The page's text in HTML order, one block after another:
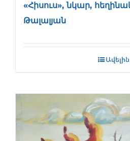
«Հիսուս», նկար,
Թալալյան
Ավելին